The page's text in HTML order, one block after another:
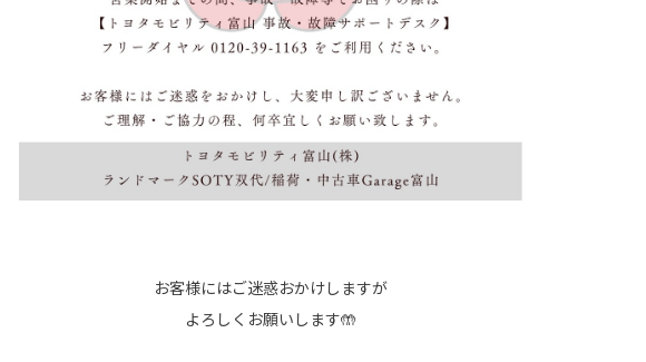
お客様にはご迷惑おかけしますが
よろしくお願いします🤲